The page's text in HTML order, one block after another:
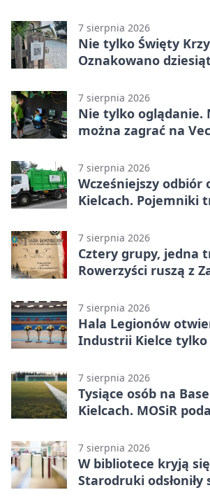
7 sierpnia 2026
Nie tylko Święty
Oznakowano
7 sierpnia 2026
Nie tylko oglądanie.
można zagrać na
7 sierpnia 2026
Wcześniejszy odbiór
Kielcach. Pojemniki
7 sierpnia 2026
Cztery grupy, jedna
Rowerzyści ruszą z
7 sierpnia 2026
Hala Legionów
Industrii Kielce tylko
7 sierpnia 2026
Tysiące osób na
Kielcach. MOSiR
7 sierpnia 2026
W bibliotece kryją
Starodruki odsłoniły